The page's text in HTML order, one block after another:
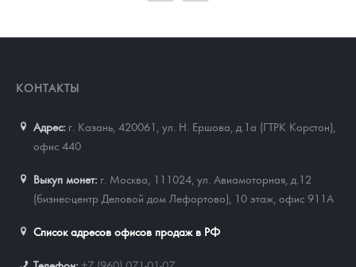
КОНТАКТЫ
Адрес: г. Казань, 420061 ул. Н. Ершова, д.1а (ГТРК Корстон),
офис 440
Выкуп монет: г. Москва, 111024, ул. Авиамоторная, д.12
(бизнес-центр Деловой дом Лефортово), 10 этаж, офис 911А
Список адресов офисов продаж в РФ